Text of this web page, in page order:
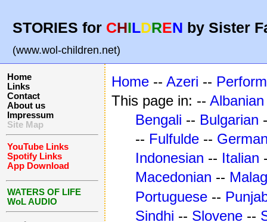
STORIES for CHILDREN by Sister
(www.wol-children.net)
Home
Links
Contact
About us
Impressum
Site Map
YouTube Links
Spotify Links
App Download
WATERS OF LIFE
WoL AUDIO
Home -- Azeri --
This page in: -- Albanian
Bengali -- Bulgarian
-- Fulfulde --
Indonesian -- Italian
Macedonian --
Portuguese --
Sindhi -- Slovene --